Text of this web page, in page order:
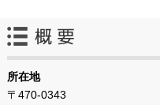
所在地
〒470-0343